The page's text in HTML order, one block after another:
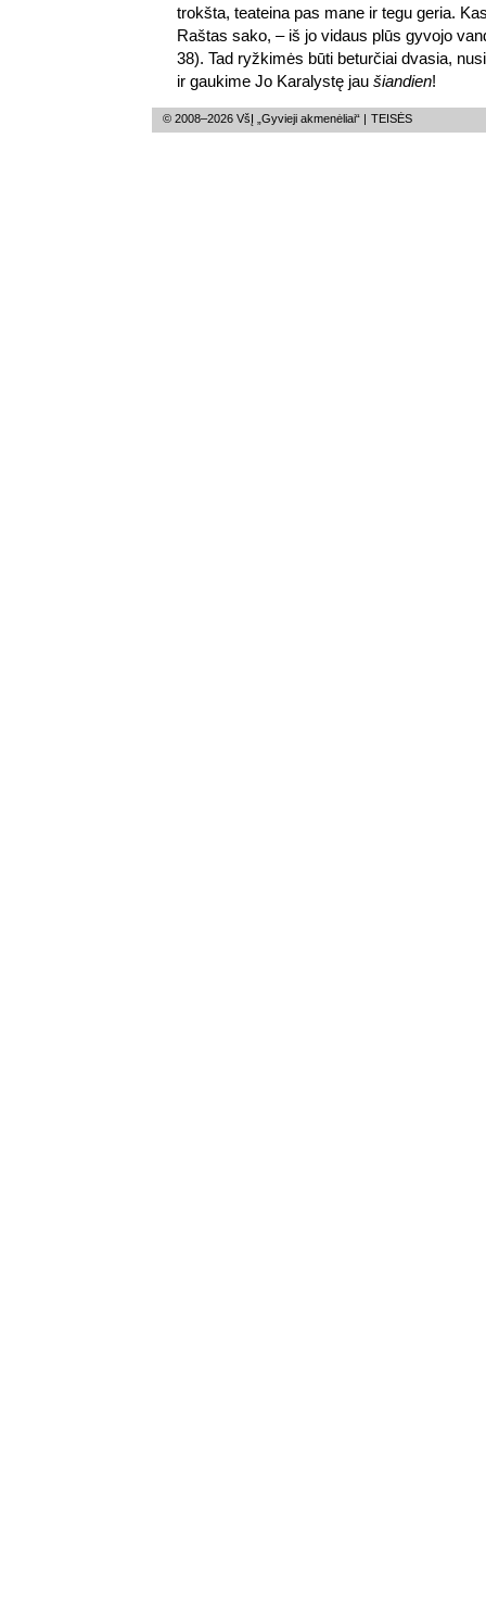
trokšta, teateina pas mane ir tegu geria.
Raštas sako, – iš jo vidaus plūs gyvojo
38). Tad ryžkimės būti beturčiai dvasia,
ir gaukime Jo Karalystę jau šiandien!
© 2008–2026 VšĮ „Gyvieji akmenėliai“ | TEISĖS